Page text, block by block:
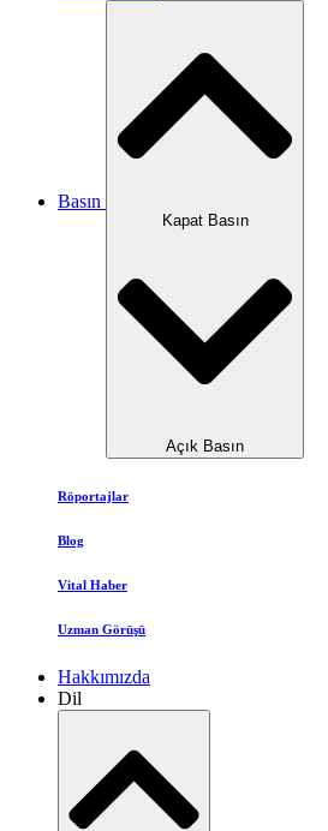
Basın
Kapat Basın
Açık Basın
Röportajlar
Blog
Vital Haber
Uzman Görüşü
Hakkımızda
Dil